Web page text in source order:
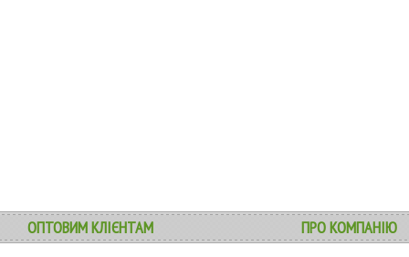
ОПТОВИМ КЛІЄНТАМ ПРО КОМПАНІЮ